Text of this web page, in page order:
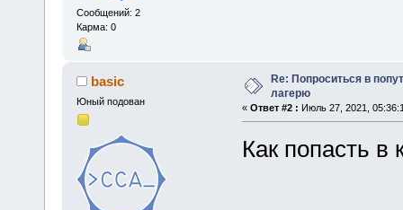
Сообщений: 2
Карма: 0
basic
Юный подован
Re: Попроситься в
лагерю
« Ответ #2 : Июль 27, 2021,
Как попасть в